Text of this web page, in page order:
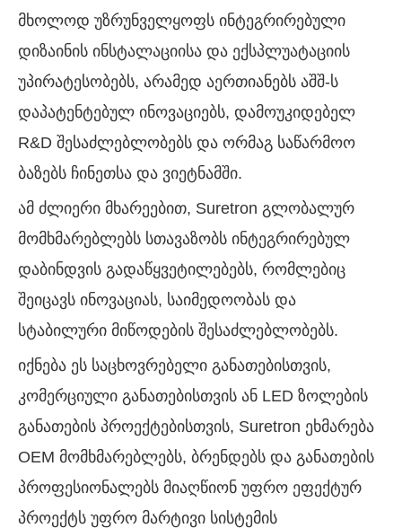
მხოლოდ უზრუნველყოფს ინტეგრირებული
დიზაინის ინსტალაციისა და ექსპლუატაციის
უპირატესობებს, არამედ აერთიანებს აშშ-ს
დაპატენტებულ ინოვაციებს, დამოუკიდებელ
R&D შესაძლებლობებს და ორმაგ საწარმოო
ბაზებს ჩინეთსა და ვიეტნამში.
ამ ძლიერი მხარეებით, Suretron გლობალურ
მომხმარებლებს სთავაზობს ინტეგრირებულ
დაბინდვის გადაწყვეტილებებს, რომლებიც
შეიცავს ინოვაციას, საიმედოობას და
სტაბილური მიწოდების შესაძლებლობებს.
იქნება ეს საცხოვრებელი განათებისთვის,
კომერციული განათებისთვის ან LED ზოლების
განათების პროექტებისთვის, Suretron ეხმარება
OEM მომხმარებლებს, ბრენდებს და განათების
პროფესიონალებს მიაღწიონ უფრო ეფექტურ
პროექტს უფრო მარტივი სისტემის